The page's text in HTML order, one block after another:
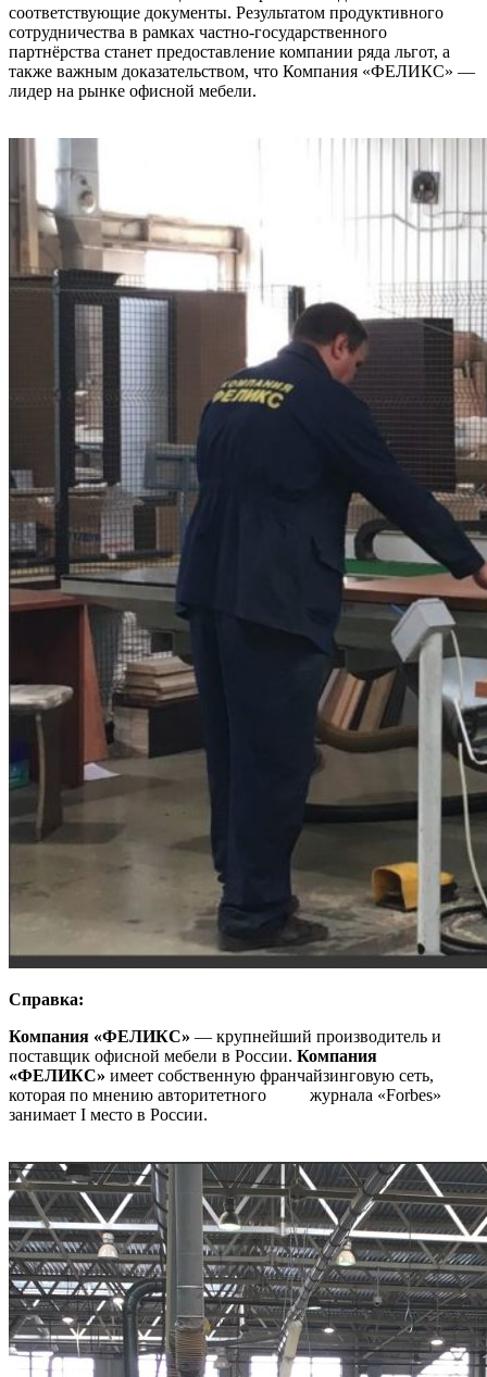
соответствующие документы. Результатом продуктивного
сотрудничества в рамках частно-государственного
партнёрства станет предоставление компании ряда льгот, а
также важным доказательством, что Компания «ФЕЛИКС» —
лидер на рынке офисной мебели.
Справка:
Компания «ФЕЛИКС» — крупнейший производитель и
поставщик офисной мебели в России. Компания
«ФЕЛИКС» имеет собственную франчайзинговую сеть,
которая по мнению авторитетного журнала «Forbes»
занимает I место в России.